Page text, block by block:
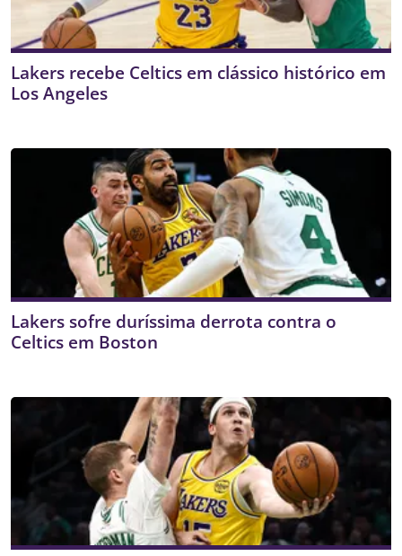
Lakers recebe Celtics em clássico histórico em
Los Angeles
Lakers sofre duríssima derrota contra o
Celtics em Boston